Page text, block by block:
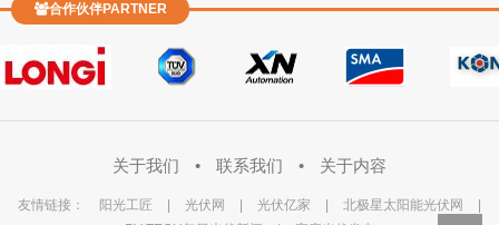
合作伙伴PARTNER
关于我们 • 联系我们 • 关于内容
友情链接： 阳光工匠 光伏网 光伏亿家 北极星太阳能光伏网